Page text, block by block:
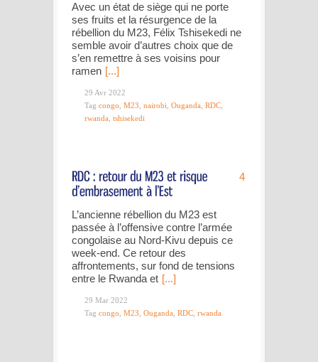
Avec un état de siège qui ne porte
ses fruits et la résurgence de la
rébellion du M23, Félix Tshisekedi ne
semble avoir d’autres choix que de
s’en remettre à ses voisins pour
ramen [...]
29 Avr 2022
Tag congo M23 nairobi Ouganda RDC
rwanda tshisekedi
4
L’ancienne rébellion du M23 est
passée à l’offensive contre l’armée
congolaise au Nord-Kivu depuis ce
week-end. Ce retour des
affrontements, sur fond de tensions
entre le Rwanda et [...]
29 Mar 2022
Tag congo M23 Ouganda RDC rwanda